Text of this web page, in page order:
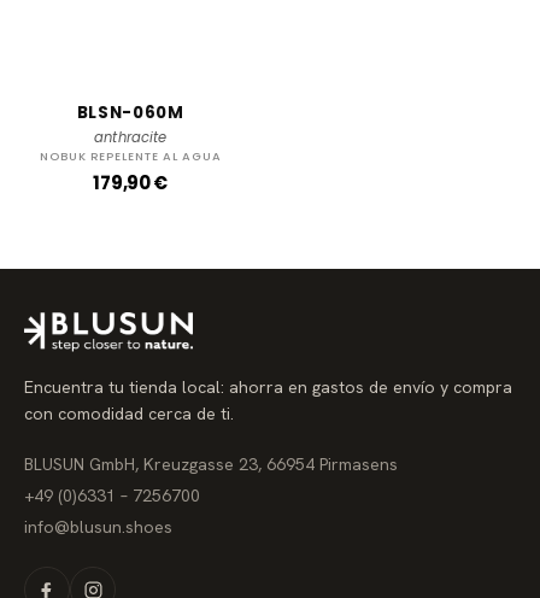
BLSN-060M
anthracite
NOBUK REPELENTE AL AGUA
P
o
e
g
u
a
r
179,90 €
Encuentra tu tienda local: ahorra en gastos de envío y compra
con comodidad cerca de ti.
BLUSUN GmbH, Kreuzgasse 23, 66954 Pirmasens
+49 (0)6331 – 7256700
info@blusun.shoes